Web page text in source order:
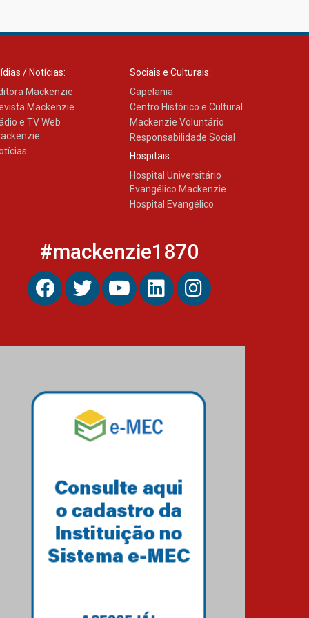
educação superior
/ Notícias:
Mackenzie
Mackenzie
e TV Web
Sociais e Culturais:
Capelania
Centro Histórico e Cultural
Mackenzie Voluntário
Responsabilidade Social
Hospitais:
Hospital Universitário
Evangélico Mackenzie
Hospital Evangélico
#mackenzie1870